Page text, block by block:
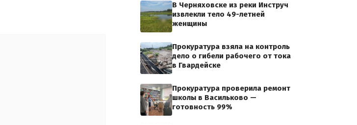
В Черняховске из реки Инструч
извлекли тело 49-летней
женщины
Прокуратура взяла на контроль
дело о гибели рабочего от тока
в Гвардейске
Прокуратура проверила ремонт
школы в Васильково —
готовность 99%